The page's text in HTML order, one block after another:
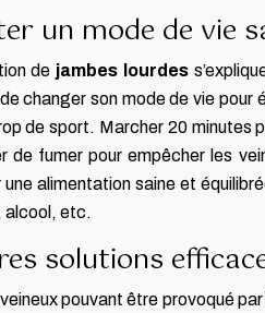
un mode de vie
de jambes lourdes
changer son mode de vie pour
de sport. Marcher 20 minutes
de fumer pour empêcher les
une alimentation saine et
alcool, etc.
solutions
pouvant être provoqué